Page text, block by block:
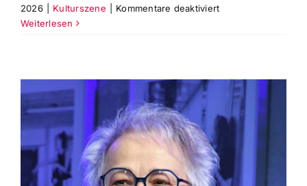
2026
Kulturszene Kommentare deaktiviertfür
26‘
Sparte
Schauspiel,
Musiktheater,
und
Ballett
Weiterlesen